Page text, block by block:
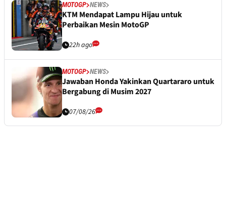
MOTOGP NEWS
KTM Mendapat Lampu Hijau untuk
Perbaikan Mesin MotoGP
22h ago
MOTOGP NEWS
Jawaban Honda Yakinkan Quartararo untuk
Bergabung di Musim 2027
07/08/26